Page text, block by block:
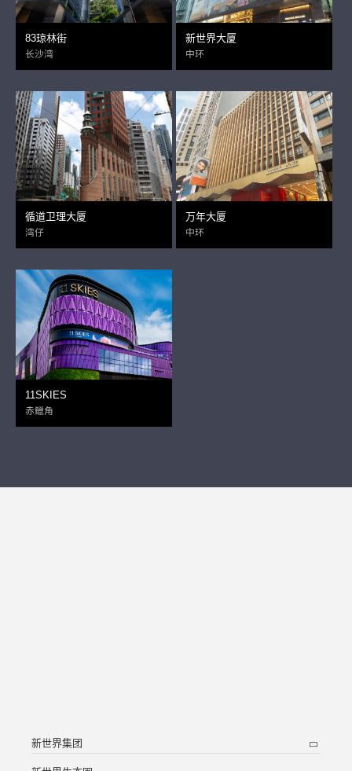
83琼林街
长沙湾
新世界大厦
中环
循道卫理大厦
湾仔
万年大厦
中环
11SKIES
赤鱲角
新世界集团